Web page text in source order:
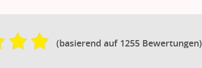
(basierend auf 1255 Bewertungen)